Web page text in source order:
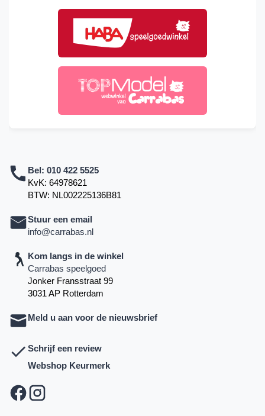
Bel: 010 422 5525
KvK: 64978621
BTW: NL002225136B81
Stuur een email
info@carrabas.nl
Kom langs in de winkel
Carrabas speelgoed
Jonker Fransstraat 99
3031 AP Rotterdam
Meld u aan voor de nieuwsbrief
Schrijf een review
Webshop Keurmerk